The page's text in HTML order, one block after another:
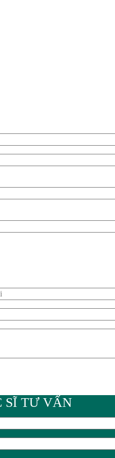
SĨ TƯ VẤN